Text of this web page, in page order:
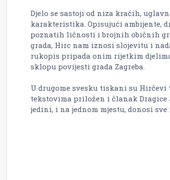
Djelo se sastoji od niza kraćih,
karakteristika. Opisujući ambijente,
poznatih ličnosti i brojnih običnih
grada, Hirc nam iznosi slojevitu i
rukopis pripada onim rijetkim
sklopu povijesti grada Zagreba.
U drugome svesku tiskani su Hirčevi
tekstovima priložen i članak Dragice
jedini, i na jednom mjestu, donosi